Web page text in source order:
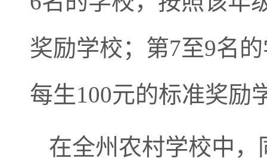
奖励学校；第7至9名
每生100元的标准奖励
在全州农村学校中